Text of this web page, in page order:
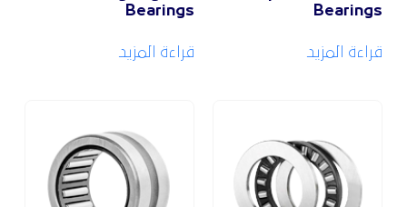
المزيد
Bearings
قراءة المزيد